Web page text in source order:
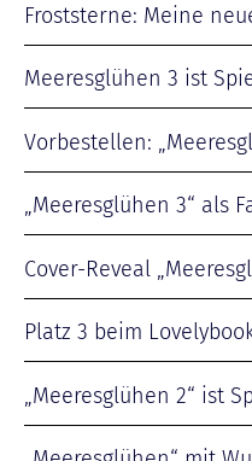
Froststerne: Meine
Meeresglühen 3 ist
Vorbestellen:
„Meeresglühen 3“ als
Cover-Reveal
Platz 3 beim
„Meeresglühen 2“ ist